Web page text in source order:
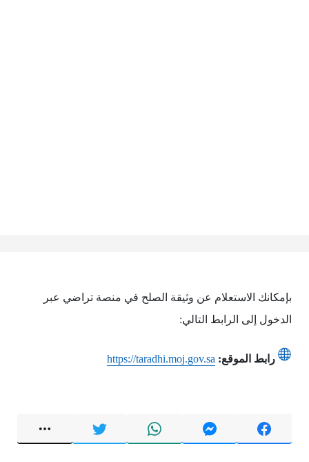
بإمكانك الاستعلام عن وثيقة الصلح في منصة تراضي عبر
الدخول إلى الرابط التالي:
رابط الموقع: https://taradhi.moj.gov.sa